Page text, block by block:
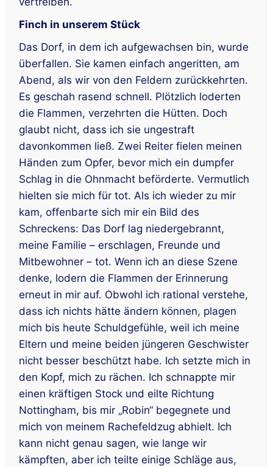
Finch in unserem Stück
Das Dorf, in dem ich aufgewachsen bin, wurde
überfallen. Sie kamen einfach angeritten, am
Abend, als wir von den Feldern zurückkehrten.
Es geschah rasend schnell. Plötzlich loderten
die Flammen, verzehrten die Hütten. Doch
glaubt nicht, dass ich sie ungestraft
davonkommen ließ. Zwei Reiter fielen meinen
Händen zum Opfer, bevor mich ein dumpfer
Schlag in die Ohnmacht beförderte. Vermutlich
hielten sie mich für tot. Als ich wieder zu mir
kam, offenbarte sich mir ein Bild des
Schreckens: Das Dorf lag niedergebrannt,
meine Familie – erschlagen, Freunde und
Mitbewohner – tot. Wenn ich an diese Szene
denke, lodern die Flammen der Erinnerung
erneut in mir auf. Obwohl ich rational verstehe,
dass ich nichts hätte ändern können, plagen
mich bis heute Schuldgefühle, weil ich meine
Eltern und meine beiden jüngeren Geschwister
nicht besser beschützt habe. Ich setzte mich in
den Kopf, mich zu rächen. Ich schnappte mir
einen kräftigen Stock und eilte Richtung
Nottingham, bis mir „Robin“ begegnete und
mich von meinem Rachefeldzug abhielt. Ich
kann nicht genau sagen, wie lange wir
kämpften, aber ich teilte einige Schläge aus,